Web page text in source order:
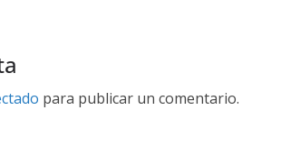
para publicar un comentario.